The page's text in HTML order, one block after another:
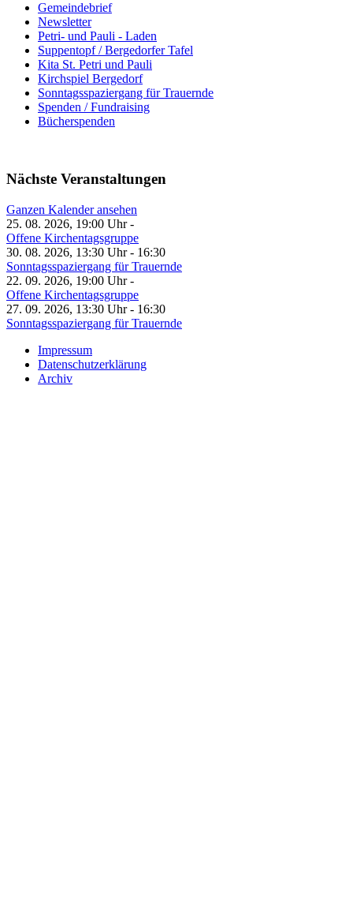
Gemeindebrief
Newsletter
Petri- und Pauli - Laden
Suppentopf / Bergedorfer Tafel
Kita St. Petri und Pauli
Kirchspiel Bergedorf
Sonntagsspaziergang für Trauernde
Spenden / Fundraising
Bücherspenden
Nächste Veranstaltungen
Ganzen Kalender ansehen
25. 08. 2026, 19:00 Uhr -
Offene Kirchentagsgruppe
30. 08. 2026, 13:30 Uhr - 16:30
Sonntagsspaziergang für Trauernde
22. 09. 2026, 19:00 Uhr -
Offene Kirchentagsgruppe
27. 09. 2026, 13:30 Uhr - 16:30
Sonntagsspaziergang für Trauernde
Impressum
Datenschutzerklärung
Archiv